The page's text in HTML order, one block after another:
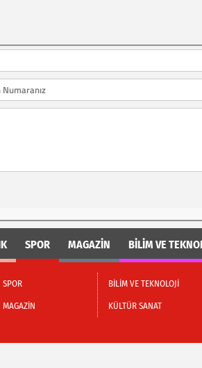
SPOR MAGAZİN BİLİM VE
SPOR
MAGAZİN
BİLİM VE TEKNOLOJİ
KÜLTÜR SANAT